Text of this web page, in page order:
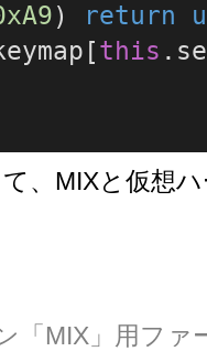
) return
[this .
、MIXと仮想
「MIX」用ファ